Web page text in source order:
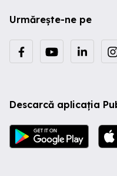
Urmărește-ne pe
Descarcă aplicația